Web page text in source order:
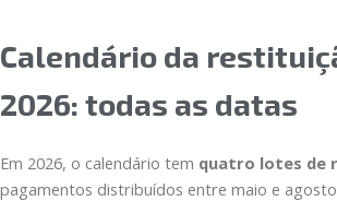
Calendário da
2026: todas as datas
Em 2026, o calendário tem quatro lotes de
pagamentos distribuídos entre maio e